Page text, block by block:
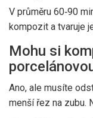
V průměru 60‑90
kompozit a tvaruje
Mohu si
Ano, ale musíte
menší řez na zubu.